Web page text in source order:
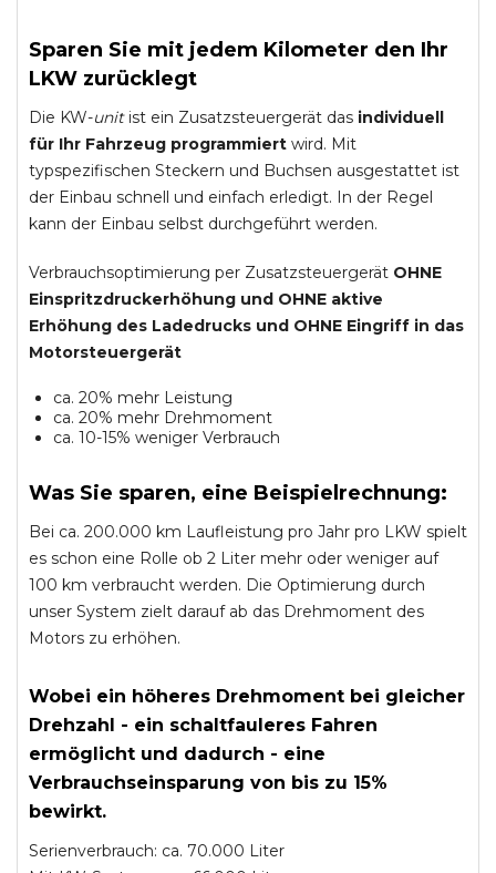
Sparen Sie mit jedem Kilometer den Ihr
LKW zurücklegt
Die KW-unitist ein Zusatzsteuergerät das individuell
für Ihr Fahrzeug programmiert wird. Mit
typspezifischen Steckern und Buchsen ausgestattet ist
der Einbau schnell und einfach erledigt. In der Regel
kann der Einbau selbst durchgeführt werden.
Verbrauchsoptimierung per Zusatzsteuergerät OHNE
Einspritzdruckerhöhung und OHNE aktive
Erhöhung des Ladedrucks und OHNE Eingriff in das
Motorsteuergerät
ca. 20% mehr Leistung
ca. 20% mehr Drehmoment
ca. 10-15% weniger Verbrauch
Was Sie sparen, eine Beispielrechnung:
Bei ca. 200.000 km Laufleistung pro Jahr pro LKW spielt
es schon eine Rolle ob 2 Liter mehr oder weniger auf
100 km verbraucht werden. Die Optimierung durch
unser System zielt darauf ab das Drehmoment des
Motors zu erhöhen.
Wobei ein höheres Drehmoment bei gleicher
Drehzahl - ein schaltfauleres Fahren
ermöglicht und dadurch - eine
Verbrauchseinsparung von bis zu 15%
bewirkt.
Serienverbrauch: ca. 70.000 Liter